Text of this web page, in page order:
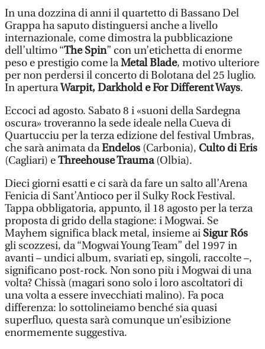
In una dozzina di anni il quartetto di Bassano Del
Grappa ha saputo distinguersi anche a livello
internazionale, come dimostra la pubblicazione
dell’ultimo “The Spin” con un’etichetta di enorme
peso e prestigio come laMetal Blade, motivo ulteriore
per non perdersi il concerto di Bolotana del 25 luglio.
In aperturaWarpit, Darkhold e For Different Ways.
Eccoci ad agosto. Sabato 8 i «suoni della Sardegna
oscura» troveranno la sede ideale nella Cueva di
Quartucciu per la terza edizione del festival Umbras,
che sarà animata daEndelos (Carbonia), Culto di Eris
(Cagliari) eThreehouse Trauma(Olbia).
Dieci giorni esatti e ci sarà da fare un salto all’Arena
Fenicia di Sant’Antioco per il Sulky Rock Festival.
Tappa obbligatoria, appunto, il 18 agosto per la terza
proposta di grido della stagione: i Mogwai. Se
Mayhem significa black metal, insieme ai Sigur Rós
gli scozzesi, da “Mogwai Young Team” del 1997 in
avanti – undici album, svariati ep, singoli, raccolte –,
significano post-rock. Non sono più i Mogwai di una
volta? Chissà (magari sono solo i loro ascoltatori di
una volta a essere invecchiati malino). Fa poca
differenza: lo sottolineiamo benché sia quasi
superfluo, questa sarà comunque un’esibizione
enormemente suggestiva.